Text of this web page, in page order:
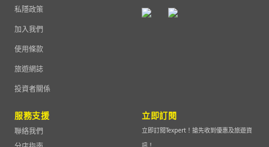
私隱政策
加入我們
使用條款
旅遊網誌
投資者關係
服務支援
聯絡我們
立即訂閱
立即訂閱Texpert！搶先收到優惠及旅遊資